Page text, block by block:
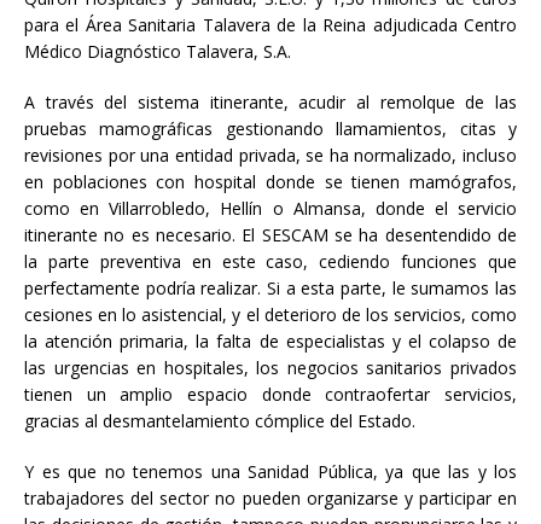
para el Área Sanitaria Talavera de la Reina adjudicada Centro
Médico Diagnóstico Talavera, S.A.
A través del sistema itinerante, acudir al remolque de las
pruebas mamográficas gestionando llamamientos, citas y
revisiones por una entidad privada, se ha normalizado, incluso
en poblaciones con hospital donde se tienen mamógrafos,
como en Villarrobledo, Hellín o Almansa, donde el servicio
itinerante no es necesario. El SESCAM se ha desentendido de
la parte preventiva en este caso, cediendo funciones que
perfectamente podría realizar. Si a esta parte, le sumamos las
cesiones en lo asistencial, y el deterioro de los servicios, como
la atención primaria, la falta de especialistas y el colapso de
las urgencias en hospitales, los negocios sanitarios privados
tienen un amplio espacio donde contraofertar servicios,
gracias al desmantelamiento cómplice del Estado.
Y es que no tenemos una Sanidad Pública, ya que las y los
trabajadores del sector no pueden organizarse y participar en